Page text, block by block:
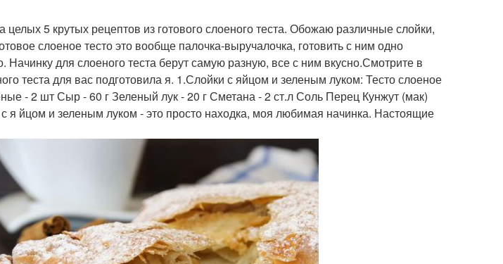
целых 5 крутых рецептов из готового слоеного теста. Обожаю различные слойки,
слоеное тесто это вообще палочка-выручалочка, готовить с ним одно
Начинку для слоеного теста берут самую разную, все с ним вкусно.Смотрите в
теста для вас подготовила я. 1.Слойки с яйцом и зеленым луком: Тесто слоеное
- 2 шт Сыр - 60 г Зеленый лук - 20 г Сметана - 2 ст.л Соль Перец Кунжут (мак)
я йцом и зеленым луком - это просто находка, моя любимая начинка. Настоящие